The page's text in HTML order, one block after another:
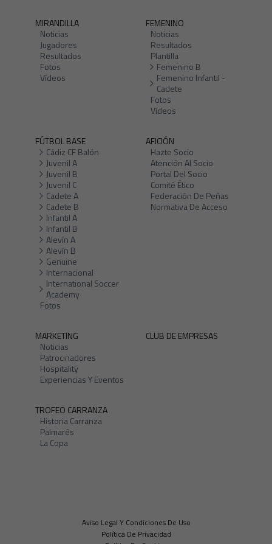
MIRANDILLA
Noticias
Jugadores
Resultados
Fotos
Vídeos
FEMENINO
Noticias
Resultados
Plantilla
Femenino B
Femenino Infantil -
Cadete
Fotos
Vídeos
FÚTBOL BASE
Cádiz CF Balón
Juvenil A
Juvenil B
Juvenil C
Cadete A
Cadete B
Infantil A
Infantil B
Alevín A
Alevín B
Genuine
Internacional
International Soccer
Academy
Fotos
AFICIÓN
Hazte Socio
Atención Al Socio
Portal Del Socio
Comité Ético
Federación De Peñas
Normativa De Acceso
MARKETING
Noticias
Patrocinadores
Hospitality
Experiencias Y Eventos
CLUB DE EMPRESAS
TROFEO CARRANZA
Historia Carranza
Palmarés
La Copa
Aviso Legal Y Condiciones De Uso
Política De Privacidad